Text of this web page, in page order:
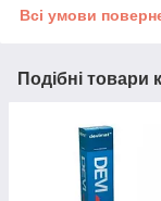
Всі умови
Подібні товари